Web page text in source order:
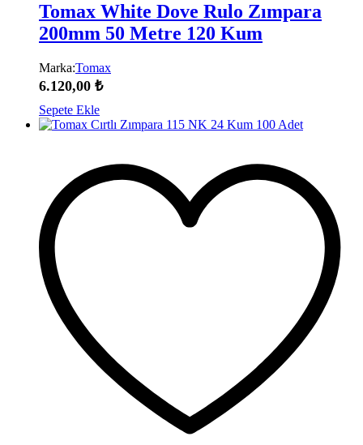
Tomax White Dove Rulo Zımpara
200mm 50 Metre 120 Kum
Marka:Tomax
6.120,00 ₺
Sepete Ekle